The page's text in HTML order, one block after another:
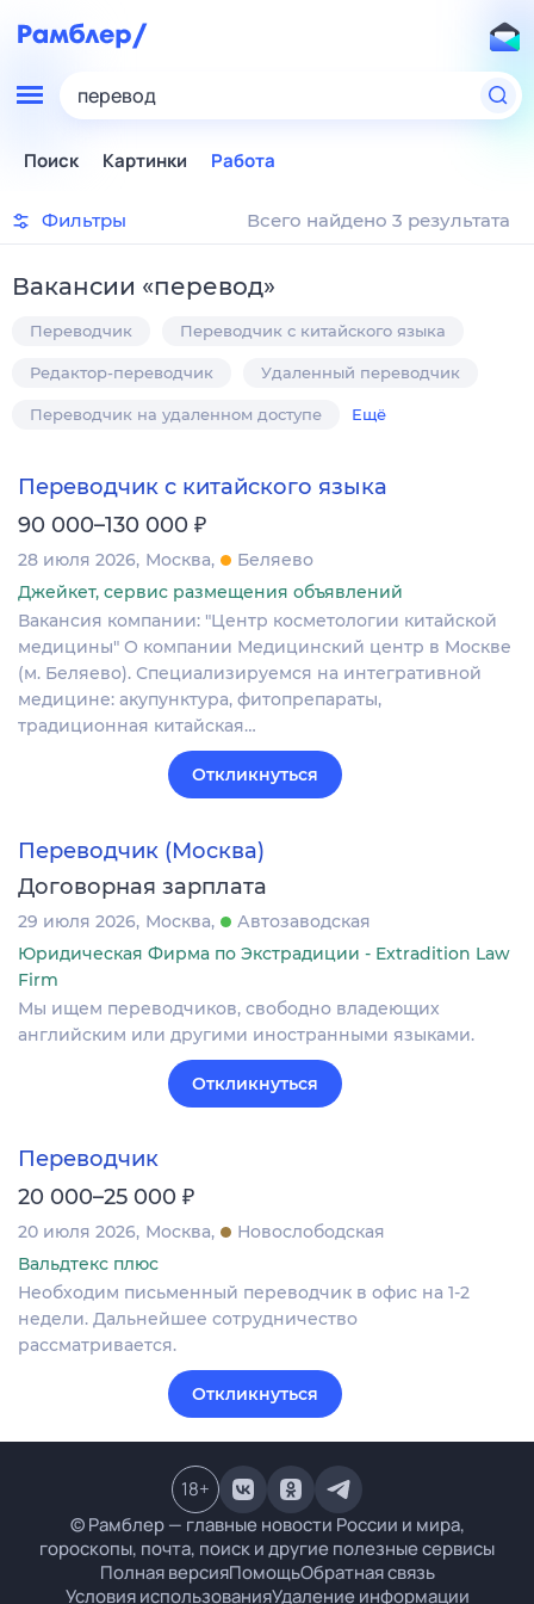
перевод
Поиск Картинки Работа
Фильтры Всего найдено 3 результата
Вакансии «перевод»
Переводчик Переводчик с китайского языка
Редактор-переводчик Удаленный переводчик
Переводчик на удаленном доступе Ещё
Переводчик с китайского языка
90 000–130 000 ₽
28 июля 2026 Москва
Беляево
Джейкет, сервис размещения объявлений
Вакансия компании: "Центр косметологии китайской
медицины" О компании Медицинский центр в Москве
(м. Беляево). Специализируемся на интегративной
медицине: акупунктура, фитопрепараты,
традиционная китайская…
Откликнуться
Переводчик (Москва)
Договорная зарплата
29 июля 2026 Москва
Автозаводская
Юридическая Фирма по Экстрадиции - Extradition Law
Firm
Мы ищем переводчиков, свободно владеющих
английским или другими иностранными языками.
Откликнуться
Переводчик
20 000–25 000 ₽
20 июля 2026 Москва
Новослободская
Вальдтекс плюс
Необходим письменный переводчик в офис на 1-2
недели. Дальнейшее сотрудничество
рассматривается.
Откликнуться
© Рамблер — главные новости России и мира,
гороскопы, почта, поиск и другие полезные сервисы
Полная версияПомощьОбратная связь
Условия использованияУдаление информации
18+